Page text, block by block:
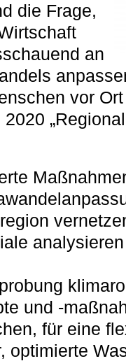
die Frage,
an
vor
und -
für eine
optimierte